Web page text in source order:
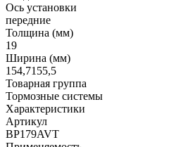
Ось установки
передние
Толщина (мм)
19
Ширина (мм)
154,7155,5
Товарная группа
Тормозные системы
Характеристики
Артикул
BP179AVT